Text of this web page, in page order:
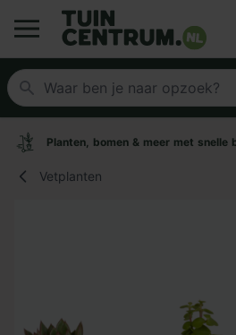
Logo Tuincentrum.nl
Planten, bomen & meer met snelle
Vetplanten